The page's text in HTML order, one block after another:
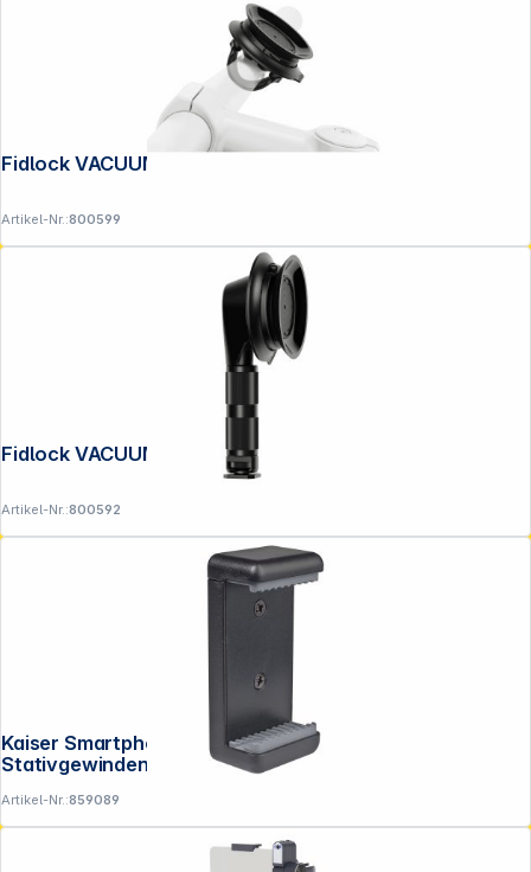
Artikel-Nr.:800599
Fidlock VACUUM screw base
Artikel-Nr.:800592
Kaiser Smartphone-Halter schwarz mit 2
Artikel-Nr.:859089
Folgen Sie uns auf